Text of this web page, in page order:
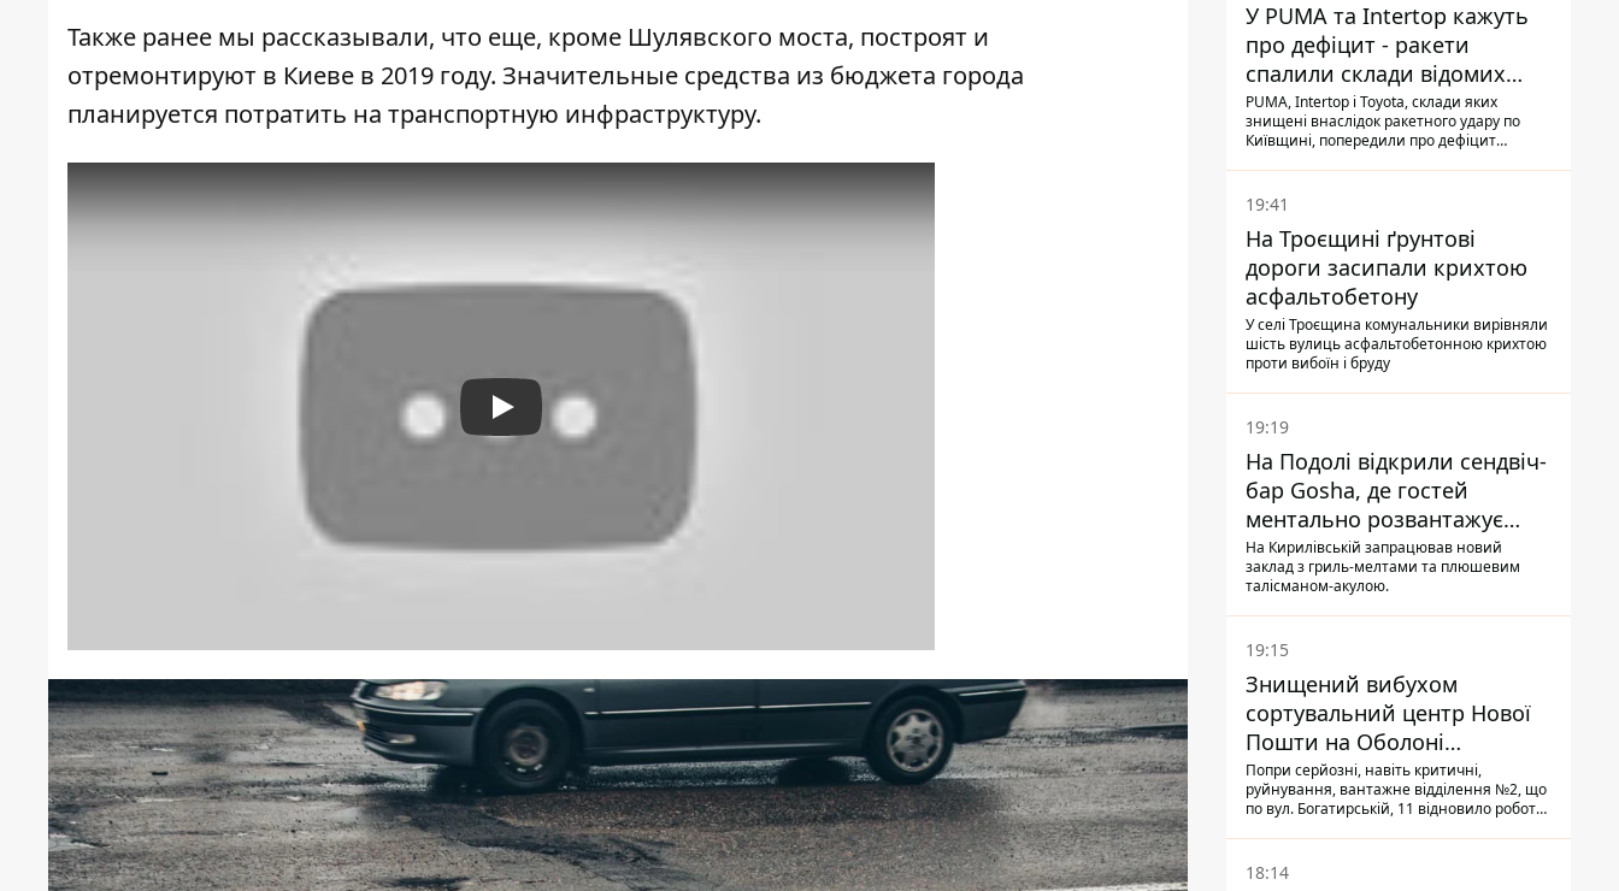
Также ранее мы рассказывали, что еще, кроме Шулявского моста, построят и
отремонтируют в Киеве в 2019 году. Значительные средства из бюджета города
планируется потратить на транспортную инфраструктуру.
Play
У PUMA та Intertop кажуть
про дефіцит - ракети
спалили склади відомих
брендів
PUMA, Intertop і Toyota, склади яких
знищені внаслідок ракетного удару по
Київщині, попередили про дефіцит
19:41
На Троєщині ґрунтові
дороги засипали крихтою
асфальтобетону
У селі Троєщина комунальники вирівняли
шість вулиць асфальтобетонною крихтою
проти вибоїн і бруду
19:19
На Подолі відкрили сендвіч-
бар Gosha, де гостей
ментально розвантажує
акула
На Кирилівській запрацював новий
заклад з гриль-мелтами та плюшевим
талісманом-акулою.
19:15
Знищений вибухом
сортувальний центр Нової
Пошти на Оболоні
запрацював - видають
посилки
Попри серйозні, навіть критичні,
руйнування, вантажне відділення №2, що
по вул. Богатирській, 11 відновило роботу:
18:14